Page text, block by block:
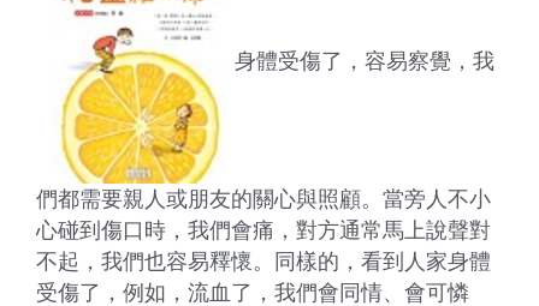
身體受傷了，容易察覺，我
們都需要親人或朋友的關心與照顧。當旁人不小
心碰到傷口時，我們會痛，對方通常馬上說聲對
不起，我們也容易釋懷。
同樣的，看到人家身體
受傷了，例如，流血了，我們會同情、會可憐